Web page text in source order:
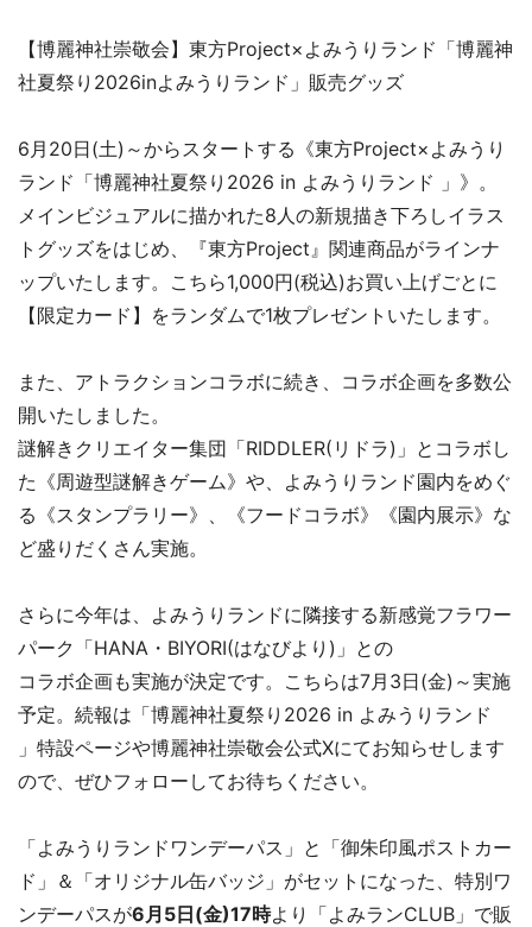
【博麗神社崇敬会】東方Project×よみうりランド「博麗神
社夏祭り2026inよみうりランド」販売グッズ
6月20日(土)～からスタートする《東方Project×よみうり
ランド「博麗神社夏祭り2026 in よみうりランド 」》。
メインビジュアルに描かれた8人の新規描き下ろしイラス
トグッズをはじめ、『東方Project』関連商品がラインナ
ップいたします。こちら1,000円(税込)お買い上げごとに
【限定カード】をランダムで1枚プレゼントいたします。
また、アトラクションコラボに続き、コラボ企画を多数公
開いたしました。
謎解きクリエイター集団「RIDDLER(リドラ)」とコラボし
た《周遊型謎解きゲーム》や、よみうりランド園内をめぐ
る《スタンプラリー》、《フードコラボ》《園内展示》な
ど盛りだくさん実施。
さらに今年は、よみうりランドに隣接する新感覚フラワー
パーク「HANA・BIYORI(はなびより)」との
コラボ企画も実施が決定です。こちらは7月3日(金)～実施
予定。続報は「博麗神社夏祭り2026 in よみうりランド
」特設ページや博麗神社崇敬会公式Xにてお知らせします
ので、ぜひフォローしてお待ちください。
「よみうりランドワンデーパス」と「御朱印風ポストカー
ド」＆「オリジナル缶バッジ」がセットになった、特別ワ
ンデーパスが6月5日(金)17時より「よみランCLUB」で販